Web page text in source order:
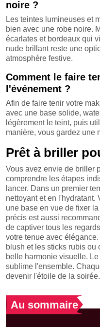
noire ?
Les teintes lumineuses et
bien avec une robe noire.
écarlates et bordeaux qui
nude brillant reste une
atmosphère festive.
Comment le faire
l'événement ?
Afin de faire tenir votre
avec une base solide,
légèrement le teint, puis
manière, vous gardez une
Prêt à briller
Vous avez envie de briller
comprendre les étapes
lancer. Dans un premier
nettoyant et en
une base en vue de fixer
précis est aussi
de captiver tous les
votre tenue avec
blush et les sticks rubis ou
belle harmonie visuelle.
sublime l'ensemble.
devenir l'étoile de la soirée.
Au sommaire